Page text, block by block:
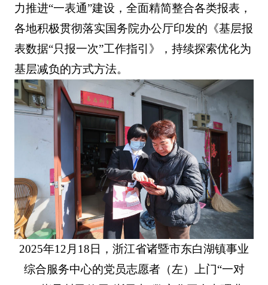
力推进“一表通”建设，全面精简整合各类报表，
各地积极贯彻落实国务院办公厅印发的《基层报
表数据“只报一次”工作指引》，持续探索优化为
基层减负的方式方法。
2025年12月18日，浙江省诸暨市东白湖镇事业
综合服务中心的党员志愿者（左）上门“一对